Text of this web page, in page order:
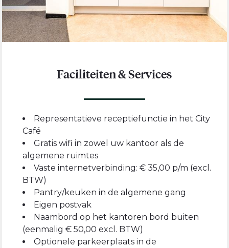
Faciliteiten & Services
Representatieve receptiefunctie in het City
Café
Gratis wifi in zowel uw kantoor als de
algemene ruimtes
Vaste internetverbinding: € 35,00 p/m (excl.
BTW)
Pantry/keuken in de algemene gang
Eigen postvak
Naambord op het kantoren bord buiten
(eenmalig € 50,00 excl. BTW)
Optionele parkeerplaats in de